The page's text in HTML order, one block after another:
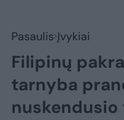
Pasaulis Įvykiai
Filipinų
tarnyba